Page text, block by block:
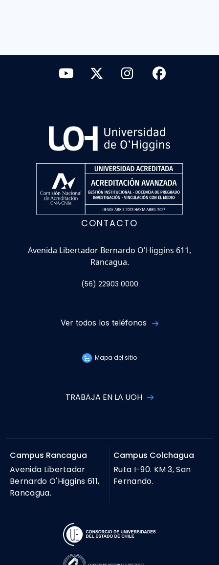
CONTACTO
Avenida Libertador Bernardo O'Higgins 611,
Rancagua.
(56) 22903 0000
Ver todos los teléfonos
Mapa del sitio
TRABAJA EN LA UOH
Campus Rancagua
Avenida Libertador
Bernardo O'Higgins 611,
Rancagua.
Campus Colchagua
Ruta I-90. KM 3, San
Fernando.